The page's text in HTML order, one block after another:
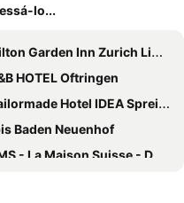
lo...
Garden Inn Zurich Limmattal
HOTEL Oftringen
Hotel IDEA Spreitenbach
Baden Neuenhof
- La Maison Suisse - Döttingen